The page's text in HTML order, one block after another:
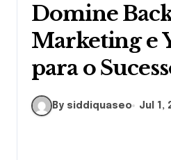
Domine
Marketing e
para o
By siddiquaseo Jul 1,